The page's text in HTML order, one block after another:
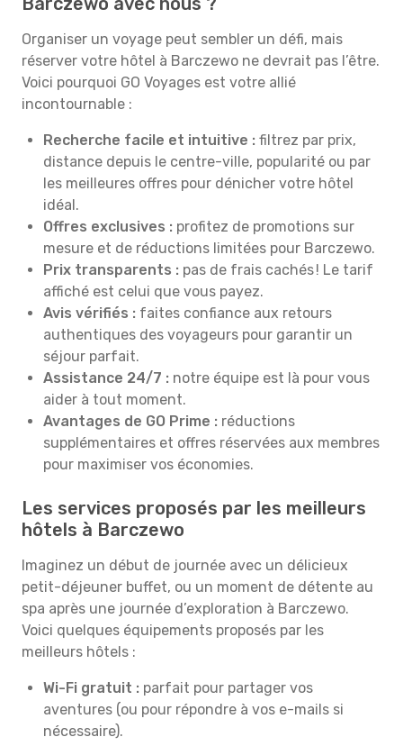
Organiser un voyage peut sembler un défi, mais
réserver votre hôtel à Barczewo ne devrait pas l’être.
Voici pourquoi GO Voyages est votre allié
incontournable :
Recherche facile et intuitive : filtrez par prix,
distance depuis le centre-ville, popularité ou par
les meilleures offres pour dénicher votre hôtel
idéal.
Offres exclusives : profitez de promotions sur
mesure et de réductions limitées pour Barczewo.
Prix transparents : pas de frais cachés ! Le tarif
affiché est celui que vous payez.
Avis vérifiés : faites confiance aux retours
authentiques des voyageurs pour garantir un
séjour parfait.
Assistance 24/7 : notre équipe est là pour vous
aider à tout moment.
Avantages de GO Prime : réductions
supplémentaires et offres réservées aux membres
pour maximiser vos économies.
Les services proposés par les meilleurs
hôtels à Barczewo
Imaginez un début de journée avec un délicieux
petit-déjeuner buffet, ou un moment de détente au
spa après une journée d’exploration à Barczewo.
Voici quelques équipements proposés par les
meilleurs hôtels :
Wi-Fi gratuit : parfait pour partager vos
aventures (ou pour répondre à vos e-mails si
nécessaire).